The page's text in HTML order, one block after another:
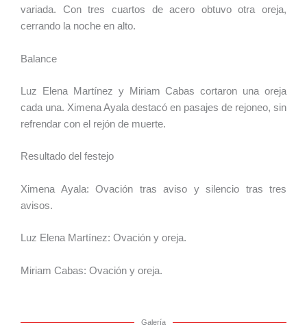
variada. Con tres cuartos de acero obtuvo otra oreja,
cerrando la noche en alto.
Balance
Luz Elena Martínez y Miriam Cabas cortaron una oreja
cada una. Ximena Ayala destacó en pasajes de rejoneo, sin
refrendar con el rejón de muerte.
Resultado del festejo
Ximena Ayala: Ovación tras aviso y silencio tras tres
avisos.
Luz Elena Martínez: Ovación y oreja.
Miriam Cabas: Ovación y oreja.
Galería